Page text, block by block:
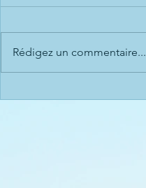
Rédigez un commentaire...